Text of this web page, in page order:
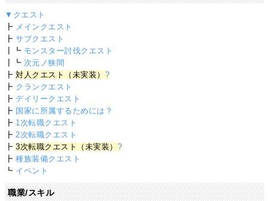
▼クエスト
┣ メインクエスト
┣サブクエスト
┃┗ モンスター討伐クエスト
┃┗ 次元ノ狭間
┣対人クエスト（未実装） ?
┣ クランクエスト
┣デイリークエスト
┣ 国家に所属するためには？
┣ 1次転職クエスト
┣2次転職クエスト
┣3次転職クエスト（未実装） ?
┣種族装備クエスト
┗ イベント
職業/スキル